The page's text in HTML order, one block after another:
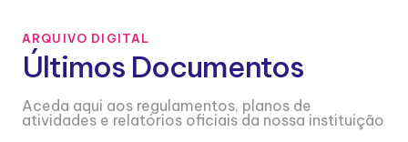
ARQUIVO DIGITAL
Últimos Documentos
Aceda aqui aos regulamentos, planos de
atividades e relatórios oficiais da nossa instituição